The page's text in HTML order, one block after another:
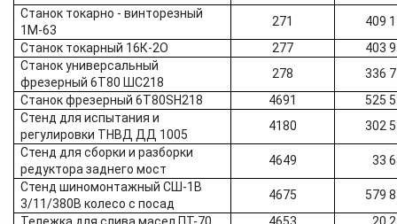
Станок токарно - винторезный
1М-63
271
409
Станок токарный 16К-2О
277
403
Станок универсальный
фрезерный 6Т80 ШС218
278
336
Станок фрезерный 6Т80SН218
4691
525
Стенд для испытания и
регулировки ТНВД ДД 1005
4180
302
Стенд для сборки и разборки
редуктора заднего мост
4649
33
Стенд шиномонтажный СШ-1В
3/11/380В колесо с посад
4675
579